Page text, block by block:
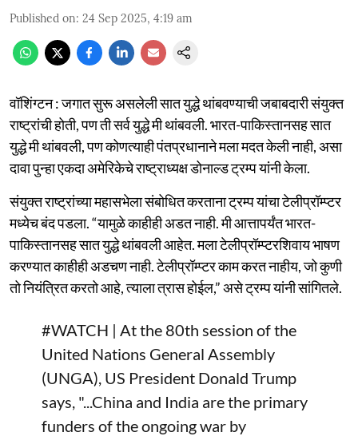
Published on: 24 Sep 2025, 4:19 am
वॉशिंग्टन : जगात सुरू असलेली सात युद्धे थांबवण्याची जबाबदारी संयुक्त
राष्ट्रांची होती, पण ती सर्व युद्धे मी थांबवली. भारत-पाकिस्तानसह सात
युद्धे मी थांबवली, पण कोणत्याही पंतप्रधानाने मला मदत केली नाही, असा
दावा पुन्हा एकदा अमेरिकेचे राष्ट्राध्यक्ष डोनाल्ड ट्रम्प यांनी केला.
संयुक्त राष्ट्रांच्या महासभेला संबोधित करताना ट्रम्प यांचा टेलीप्रॉम्प्टर
मध्येच बंद पडला. “यामुळे काहीही अडत नाही. मी आत्तापर्यंत भारत-
पाकिस्तानसह सात युद्धे थांबवली आहेत. मला टेलीप्रॉम्प्टरशिवाय भाषण
करण्यात काहीही अडचण नाही. टेलीप्रॉम्प्टर काम करत नाहीय, जो कुणी
तो नियंत्रित करतो आहे, त्याला त्रास होईल,” असे ट्रम्प यांनी सांगितले.
#WATCH | At the 80th session of the
United Nations General Assembly
(UNGA), US President Donald Trump
says, "...China and India are the primary
funders of the ongoing war by